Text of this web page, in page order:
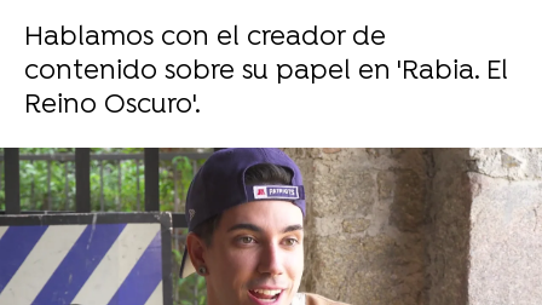
Hablamos con el creador de
contenido sobre su papel en 'Rabia. El
Reino Oscuro'.